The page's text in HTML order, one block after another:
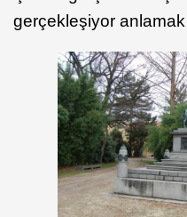
gerçekleşiyor